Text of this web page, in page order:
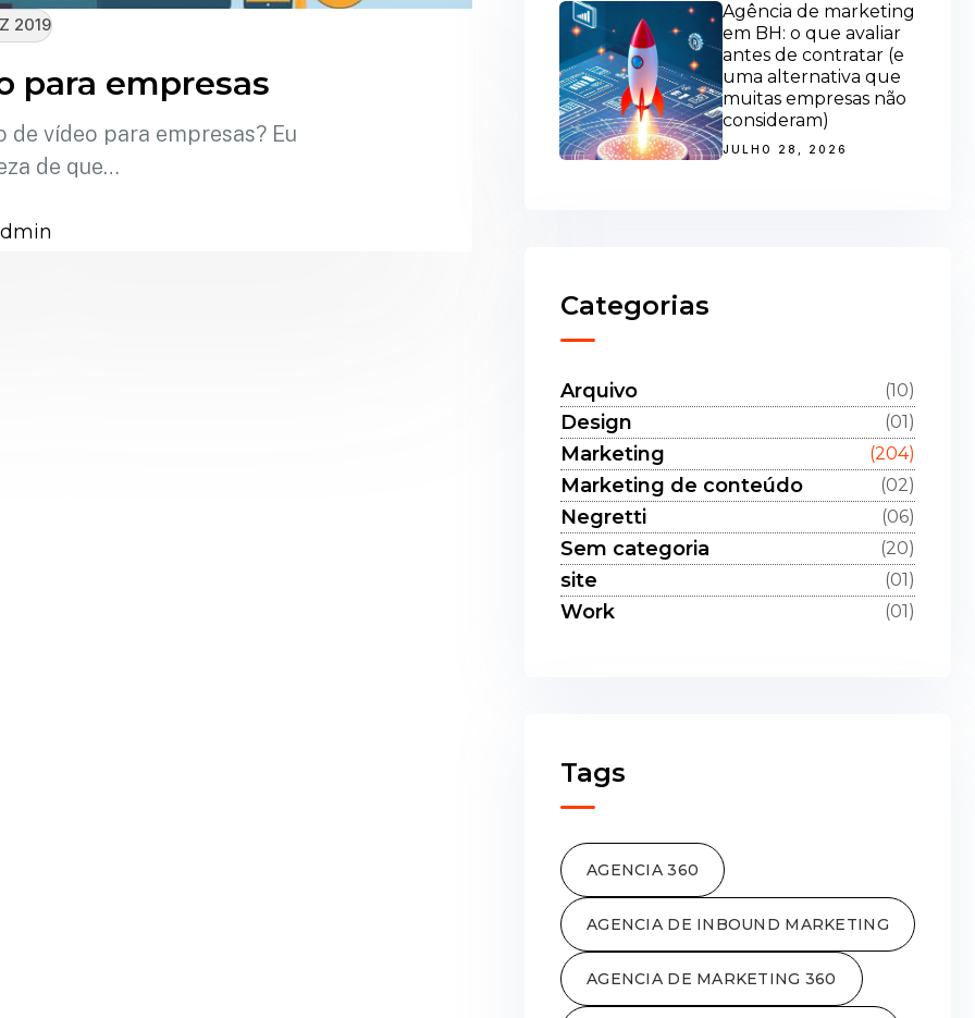
2019
para empresas
vídeo para empresas? Eu
de que…
Agência de marketing
em BH: o que avaliar
antes de contratar (e
uma alternativa que
muitas empresas não
consideram)
JULHO 28, 2026
Categorias
Arquivo (10)
Design (01)
Marketing (204)
Marketing de conteúdo (02)
Negretti (06)
Sem categoria (20)
site (01)
Work (01)
Tags
AGENCIA 360
AGENCIA DE INBOUND MARKETING
AGENCIA DE MARKETING 360